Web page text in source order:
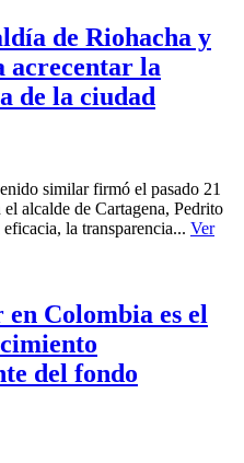
de Riohacha y
acrecentar la
de la ciudad
similar firmó el pasado 21
alcalde de Cartagena, Pedrito
la transparencia... Ver
Colombia es el
del fondo